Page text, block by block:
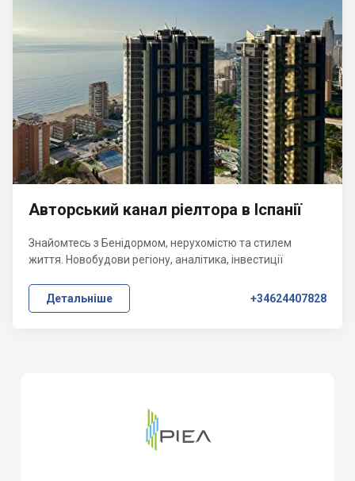
Авторський канал ріелтора в Іспанії
Знайомтесь з Бенідормом, нерухомістю та стилем
життя. Новобудови регіону, аналітика, інвестиції
Детальніше +34624407828